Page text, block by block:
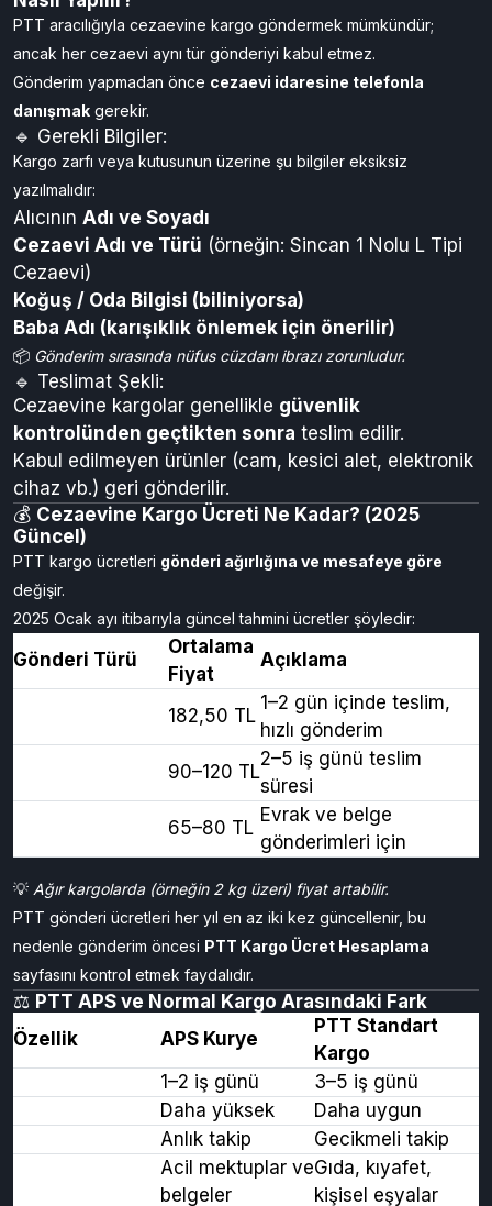
📮PTT Üzerinden Cezaevine Kargo Gönderimi
Nasıl Yapılır?
PTT aracılığıyla cezaevine kargo göndermek mümkündür;
ancak her cezaevi aynı tür gönderiyi kabul etmez.
Gönderim yapmadan önce
danışmakgerekir.
🔹 Gerekli Bilgiler:
Kargo zarfı veya kutusunun üzerine şu bilgiler eksiksiz
yazılmalıdır:
AlıcınınAdı ve Soyadı
Cezaevi Adı ve Türü(örneğin: Sincan 1 Nolu L Tipi
Cezaevi)
Koğuş / Oda Bilgisi (biliniyorsa)
Baba Adı (karışıklık önlemek için önerilir)
📦Gönderim sırasında nüfus cüzdanı ibrazı zorunludur.
🔹 Teslimat Şekli:
Cezaevine kargolar genelliklegüvenlik
kontrolünden geçtikten sonra
Kabul edilmeyen ürünler (cam, kesici alet, elektronik
cihaz vb.) geri gönderilir.
💰Cezaevine Kargo Ücreti Ne Kadar? (2025
Güncel)
PTT kargo ücretleri
gönderi ağırlığına ve mesafeye göre
2025 Ocak ayı itibarıyla güncel tahmini ücretler şöyledir:
Fiyat
Açıklama
182,50 TL
1–2 gün içinde teslim,
hızlı gönderim
(Standart)
90–120 TL
süresi
İadeli Taahhütlü
Mektup
65–80 TL
Evrak ve belge
gönderimleri için
💡 Ağır kargolarda (örneğin 2 kg üzeri) fiyat artabilir.
PTT gönderi ücretleri her yıl en az iki kez güncellenir, bu
PTT Kargo Ücret Hesaplama
sayfasını kontrol etmek faydalıdır.
PTT APS ve Normal Kargo Arasındaki Fark
Özellik
APS Kurye
PTT Standart
Kargo
1–2 iş günü
3–5 iş günü